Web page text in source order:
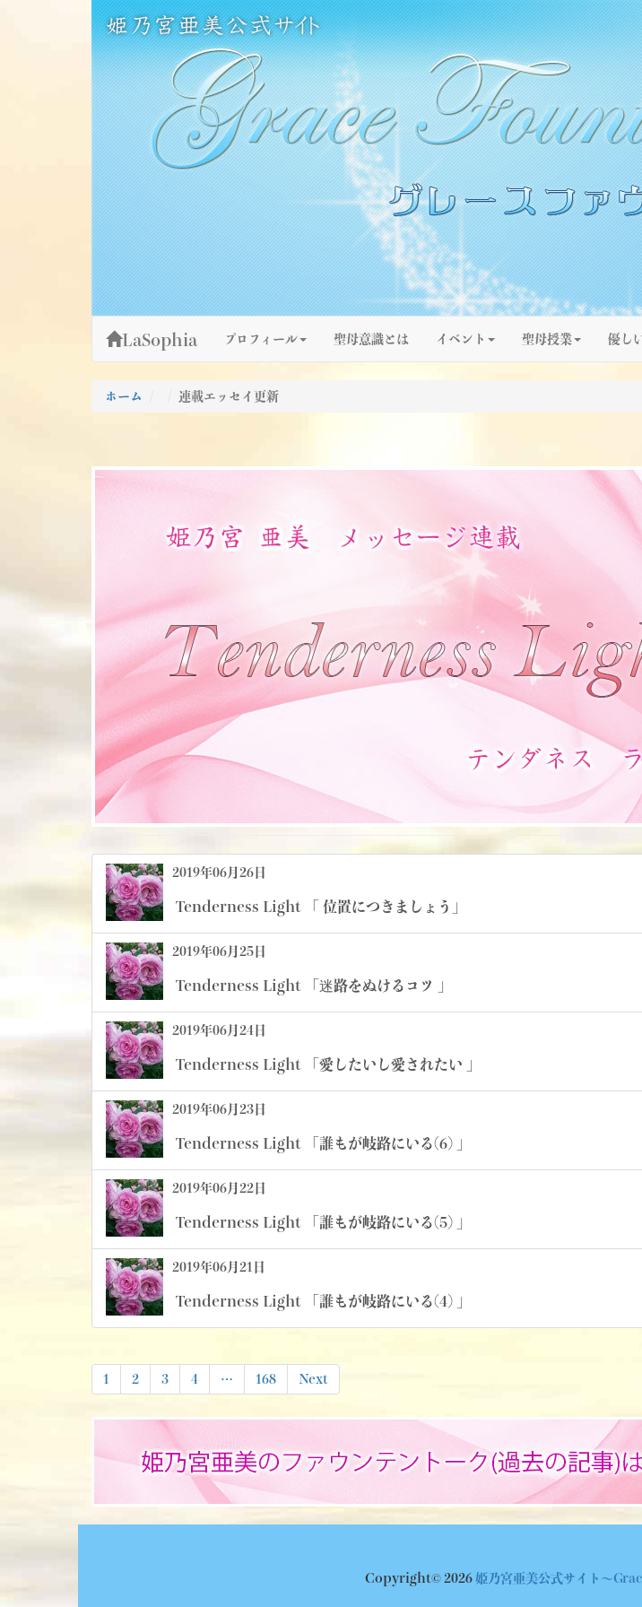
姫乃宮亜美公式サイト～Grace Fountain～
グレースファウンテン
LaSophia プロフィール 聖母意識とは イベント 聖母授業 優し
ホーム 連載エッセイ更新
2019年06月26日
Tenderness Light 「 位置につきましょう」
2019年06月25日
Tenderness Light 「迷路をぬけるコツ 」
2019年06月24日
Tenderness Light 「愛したいし愛されたい 」
2019年06月23日
Tenderness Light 「誰もが岐路にいる(6) 」
2019年06月22日
Tenderness Light 「誰もが岐路にいる(5) 」
2019年06月21日
Tenderness Light 「誰もが岐路にいる(4) 」
投
稿
ナ
ー
1 2 3 4 … 168 Next
Copyright© 2026 姫乃宮亜美公式サイト～